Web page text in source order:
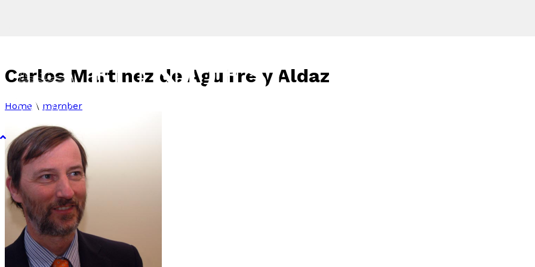
Carlos Martínez de Aguirre y Aldaz
Home \ member